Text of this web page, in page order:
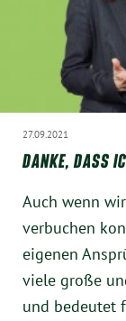
Kontakt
Presse
Termine
YouTube
Facebook
27.09.2021
DANKE, DASS
Auch wenn
verbuchen
eigenen
viele große
und bedeutet